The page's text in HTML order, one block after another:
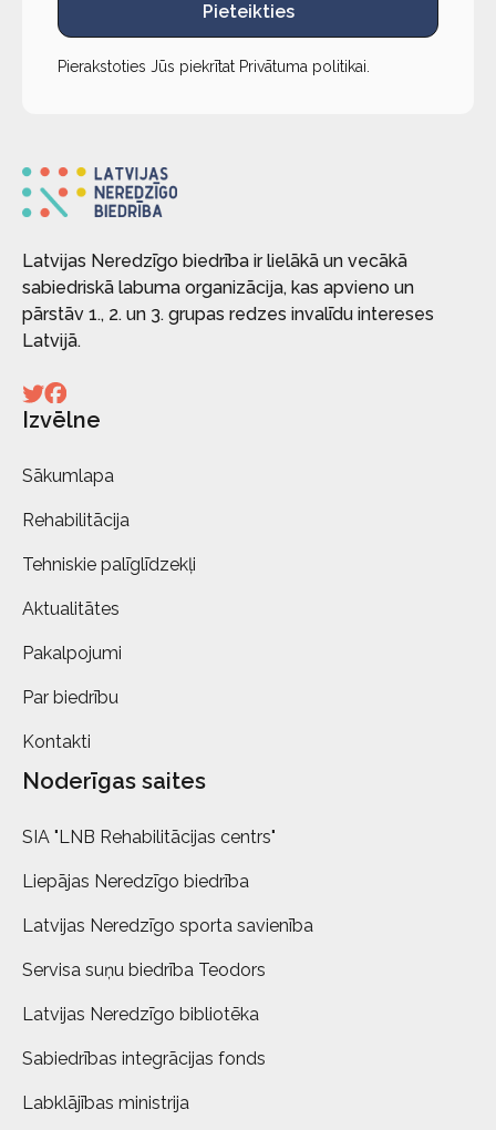
Pieteikties
Pierakstoties Jūs piekrītat Privātuma politikai
Latvijas Neredzīgo biedrība ir lielākā un vecākā
sabiedriskā labuma organizācija, kas apvieno un
pārstāv 1., 2. un 3. grupas redzes invalīdu intereses
Latvijā.
Izvēlne
Sākumlapa
Rehabilitācija
Tehniskie palīglīdzekļi
Aktualitātes
Pakalpojumi
Par biedrību
Kontakti
Noderīgas saites
SIA "LNB Rehabilitācijas centrs"
Liepājas Neredzīgo biedrība
Latvijas Neredzīgo sporta savienība
Servisa suņu biedrība Teodors
Latvijas Neredzīgo bibliotēka
Sabiedrības integrācijas fonds
Labklājības ministrija